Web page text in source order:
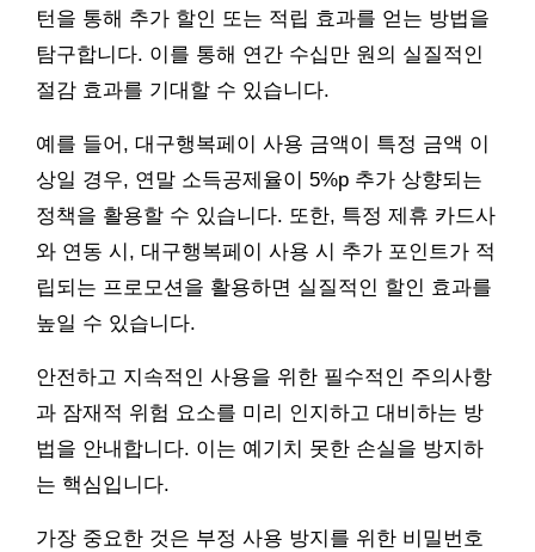
턴을 통해 추가 할인 또는 적립 효과를 얻는 방법을
탐구합니다. 이를 통해 연간 수십만 원의 실질적인
절감 효과를 기대할 수 있습니다.
예를 들어, 대구행복페이 사용 금액이 특정 금액 이
상일 경우, 연말 소득공제율이 5%p 추가 상향되는
정책을 활용할 수 있습니다. 또한, 특정 제휴 카드사
와 연동 시, 대구행복페이 사용 시 추가 포인트가 적
립되는 프로모션을 활용하면 실질적인 할인 효과를
높일 수 있습니다.
안전하고 지속적인 사용을 위한 필수적인 주의사항
과 잠재적 위험 요소를 미리 인지하고 대비하는 방
법을 안내합니다. 이는 예기치 못한 손실을 방지하
는 핵심입니다.
가장 중요한 것은 부정 사용 방지를 위한 비밀번호